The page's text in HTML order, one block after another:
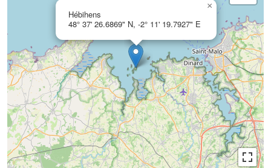
Hébihens
48° 37' 26.6869" N, -2° 11' 19.7927" E
×